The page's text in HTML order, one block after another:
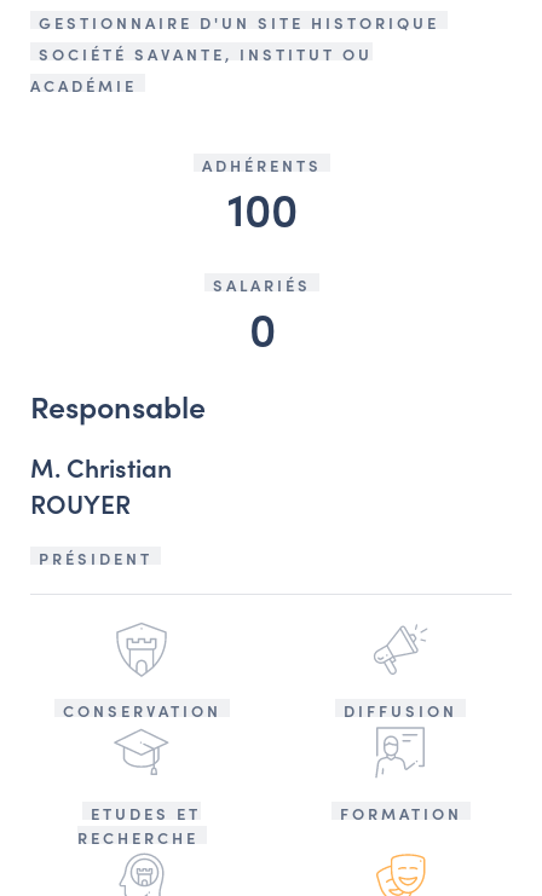
Service Inventaire et Patrimoines de la Région Grand Est
Responsables de structures
GESTIONNAIRE D'UN SITE HISTORIQUE
SOCIÉTÉ SAVANTE, INSTITUT OU
ACADÉMIE
ADHÉRENTS
100
SALARIÉS
0
Responsable
M. Christian
ROUYER
PRÉSIDENT
CONSERVATION DIFFUSION
ETUDES ET
RECHERCHE
FORMATION